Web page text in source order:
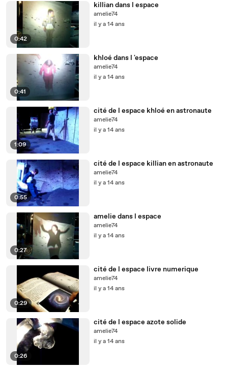
0:42
killian dans l espace
amelie74
il y a 14 ans
0:41
khloé dans l 'espace
amelie74
il y a 14 ans
1:09
cité de l espace khloé en astronaute
amelie74
il y a 14 ans
0:55
cité de l espace killian en astronaute
amelie74
il y a 14 ans
0:27
amelie dans l espace
amelie74
il y a 14 ans
0:29
cité de l espace livre numerique
amelie74
il y a 14 ans
0:26
cité de l espace azote solide
amelie74
il y a 14 ans